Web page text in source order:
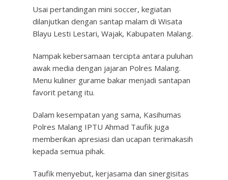
Usai pertandingan mini soccer, kegiatan
dilanjutkan dengan santap malam di Wisata
Blayu Lesti Lestari, Wajak, Kabupaten Malang.
Nampak kebersamaan tercipta antara puluhan
awak media dengan jajaran Polres Malang.
Menu kuliner gurame bakar menjadi santapan
favorit petang itu.
Dalam kesempatan yang sama, Kasihumas
Polres Malang IPTU Ahmad Taufik juga
memberikan apresiasi dan ucapan terimakasih
kepada semua pihak.
Taufik menyebut, kerjasama dan sinergisitas